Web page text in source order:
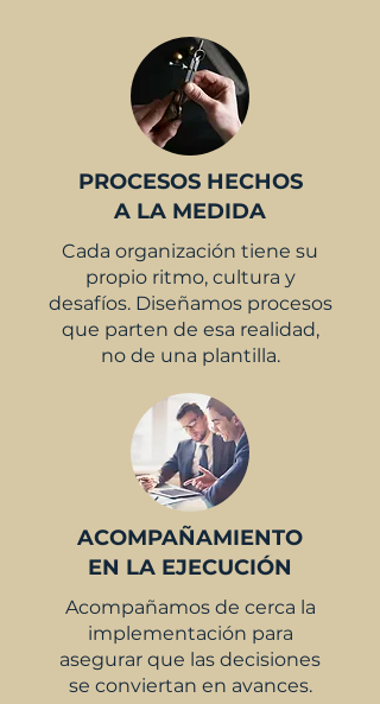
PROCESOS HECHOS
A LA MEDIDA
Cada organización tiene su
propio ritmo, cultura y
desafíos. Diseñamos procesos
que parten de esa realidad,
no de una plantilla.
ACOMPAÑAMIENTO
EN LA EJECUCIÓN
Acompañamos de cerca la
implementación para
asegurar que las decisiones
se conviertan en avances.